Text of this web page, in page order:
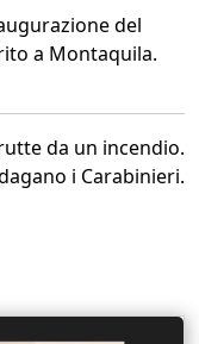
del
a Montaquila.
da un incendio.
i Carabinieri.